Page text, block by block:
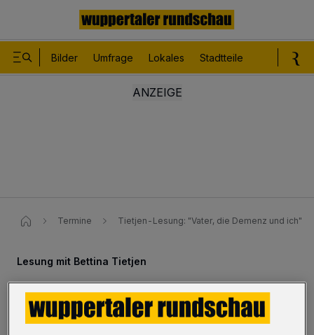
Bilder Umfrage Lokales Stadtteile
Termine Tietjen-Lesung: "Vater, die Demenz und ich"
Lesung mit Bettina Tietjen
Tietjen-Lesung: "Vater, die
Demenz und ich"